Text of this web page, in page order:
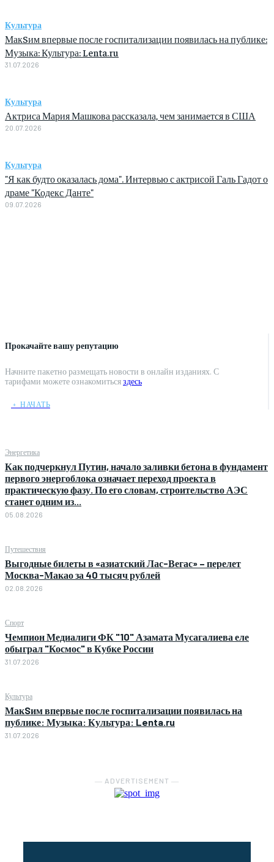
Прокачайте вашу репутацию
Начните пакетно размещать новости в онлайн изданиях. С
тарифами можете ознакомитьсяздесь
﹢ НАЧАТЬ
Энергетика
Как подчеркнул Путин, начало заливки бетона в фундамент
первого энергоблока означает переход проекта в
практическую фазу. По его словам, строительство АЭС
станет одним из...
05.08.2026
Путешествия
Выгодные билеты в «азиатский Лас-Вегас» – перелет
Москва-Макао за 40 тысяч рублей
02.08.2026
Спорт
Чемпион Медиалиги ФК "10" Азамата Мусагалиева еле
обыграл "Космос" в Кубке России
31.07.2026
Культура
МакSим впервые после госпитализации появилась на
публике: Музыка: Культура: Lenta.ru
31.07.2026
― ADVERTISEMENT ―
Культура
МакSим впервые после госпитализации появилась на публике:
Музыка: Культура: Lenta.ru
31.07.2026
Культура
Актриса Мария Машкова рассказала, чем занимается в США
20.07.2026
Культура
"Я как будто оказалась дома". Интервью с актрисой Галь Гадот о
драме "Кодекс Данте"
09.07.2026